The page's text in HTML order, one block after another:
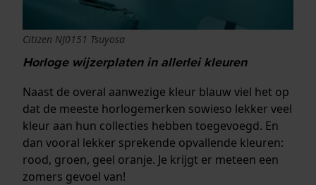
Citizen NJ0151 Tsuyosa
Horloge wijzerplaten in allerlei kleuren
Naast de overal aanwezige kleur blauw viel het op
dat de meeste horlogemerken sowieso lekker veel
kleur aan hun collecties hebben toegevoegd. En
dan vooral lekker sprekende opvallende kleuren:
rood, groen, geel oranje. Je krijgt er meteen een
zomers gevoel van!